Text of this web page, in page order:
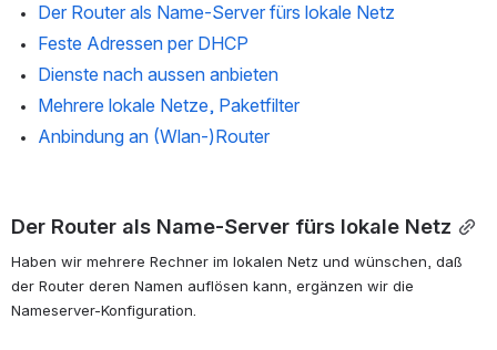
Der Router als Name-Server fürs lokale Netz
Feste Adressen per DHCP
Dienste nach aussen anbieten
Mehrere lokale Netze, Paketfilter
Anbindung an (Wlan-)Router
Der Router als Name-Server fürs lokale Netz
Haben wir mehrere Rechner im lokalen Netz und wünschen, daß
der Router deren Namen auflösen kann, ergänzen wir die
Nameserver-Konfiguration.